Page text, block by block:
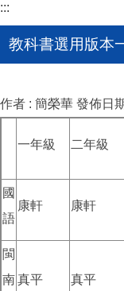
:::
教科書選用版本
作者 : 簡榮華 發佈日
一年級 二年級
國
語
康軒 康軒
閩
南真平 真平